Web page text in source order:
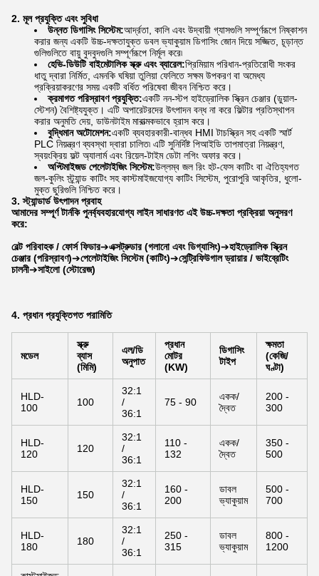
2. মূল প্রযুক্তি এবং সুবিধা
উন্নত ডিগাসিং সিস্টেম:আর্দ্রতা, কালি এবং উদ্বায়ী গ্যাসগুলি সম্পূর্ণরূপে নিষ্কাশন
করার জন্য একটি উচ্চ-দক্ষতাযুক্ত ডবল ভ্যাকুয়াম ডিগাসিং জোন দিয়ে সজ্জিত, চূড়ান্ত
গুলিগুলিতে বায়ু বুদবুদগুলি সম্পূর্ণরূপে নির্মূল করে৷
হেভি-ডিউটি ​​বাইমেটালিক স্ক্রু এবং ব্যারেল:প্রিমিয়াম পরিধান-প্রতিরোধী সংকর
ধাতু দ্বারা নির্মিত, এমনকি ঘষিয়া তুলিয়া ফেলিতে সক্ষম উপকরণ বা অমেধ্য
প্রক্রিয়াকরণের সময় একটি বর্ধিত পরিষেবা জীবন নিশ্চিত করে।
ক্রমাগত পরিস্রাবণ প্রযুক্তি:একটি নন-স্টপ হাইড্রোলিক স্ক্রিন চেঞ্জার (ডুয়াল-
স্টেশন) বৈশিষ্ট্যযুক্ত। এটি অপারেটরদের উৎপাদন বন্ধ না করে ফিল্টার প্রতিস্থাপন
করার অনুমতি দেয়, ডাউনটাইম মারাত্মকভাবে হ্রাস করে।
বুদ্ধিমান অটোমেশন:একটি ব্যবহারকারী-বান্ধব HMI টাচস্ক্রিন সহ একটি স্মার্ট
PLC নিয়ন্ত্রণ ব্যবস্থা দ্বারা চালিত৷ এটি সুনির্দিষ্ট পিআইডি তাপমাত্রা নিয়ন্ত্রণ,
স্বয়ংক্রিয় ফল্ট অ্যালার্ম এবং রিয়েল-টাইম ডেটা লগিং অফার করে।
অপ্টিমাইজড পেলেটাইজিং সিস্টেম:উল্লম্ব জল রিং হট-ফেস কাটিং বা ঐতিহ্যগত
জল-কুলিং স্ট্র্যান্ড কাটিং সহ কাস্টমাইজযোগ্য কাটিং সিস্টেম, পুরোপুরি আকৃতির, ধুলো-
মুক্ত ছুরিগুলি নিশ্চিত করে।
3. স্ট্যান্ডার্ড উৎপাদন প্রবাহ
আমাদের সম্পূর্ণ টার্নকি পুনর্ব্যবহারযোগ্য লাইন সাধারণত এই উচ্চ-দক্ষতা প্রক্রিয়া অনুসরণ
করে:
বেল্ট পরিবাহক / ফোর্স ফিডার➔এক্সট্রুডার (গলানো এবং ডিগ্যাসিং)➔হাইড্রোলিক স্ক্রিন
চেঞ্জার (পরিস্রাবণ)➔পেলেটাইজিং সিস্টেম (কাটিং)➔সেন্ট্রিফিউগাল ড্রায়ার / ভাইব্রেটিং
চালনী➔সাইলো (স্টোরেজ)
4. প্রধান প্রযুক্তিগত পরামিতি
মডেল
স্ক্রু
ব্যাস
(মিমি)
এল/ডি
অনুপাত
প্রধান
মোটর
(KW)
ডিগাসিং
টাইপ
ক্ষমতা
(কেজি/
ঘণ্টা)
HLD-
100
100
32:1
/
36:1
75 - 90
একক/
দ্বৈত
200 -
300
HLD-
120
120
32:1
/
36:1
110 -
132
একক/
দ্বৈত
350 -
500
HLD-
150
150
32:1
/
36:1
160 -
200
ডাবল
ভ্যাকুয়াম
500 -
700
HLD-
180
180
32:1
/
36:1
250 -
315
ডাবল
ভ্যাকুয়াম
800 -
1200